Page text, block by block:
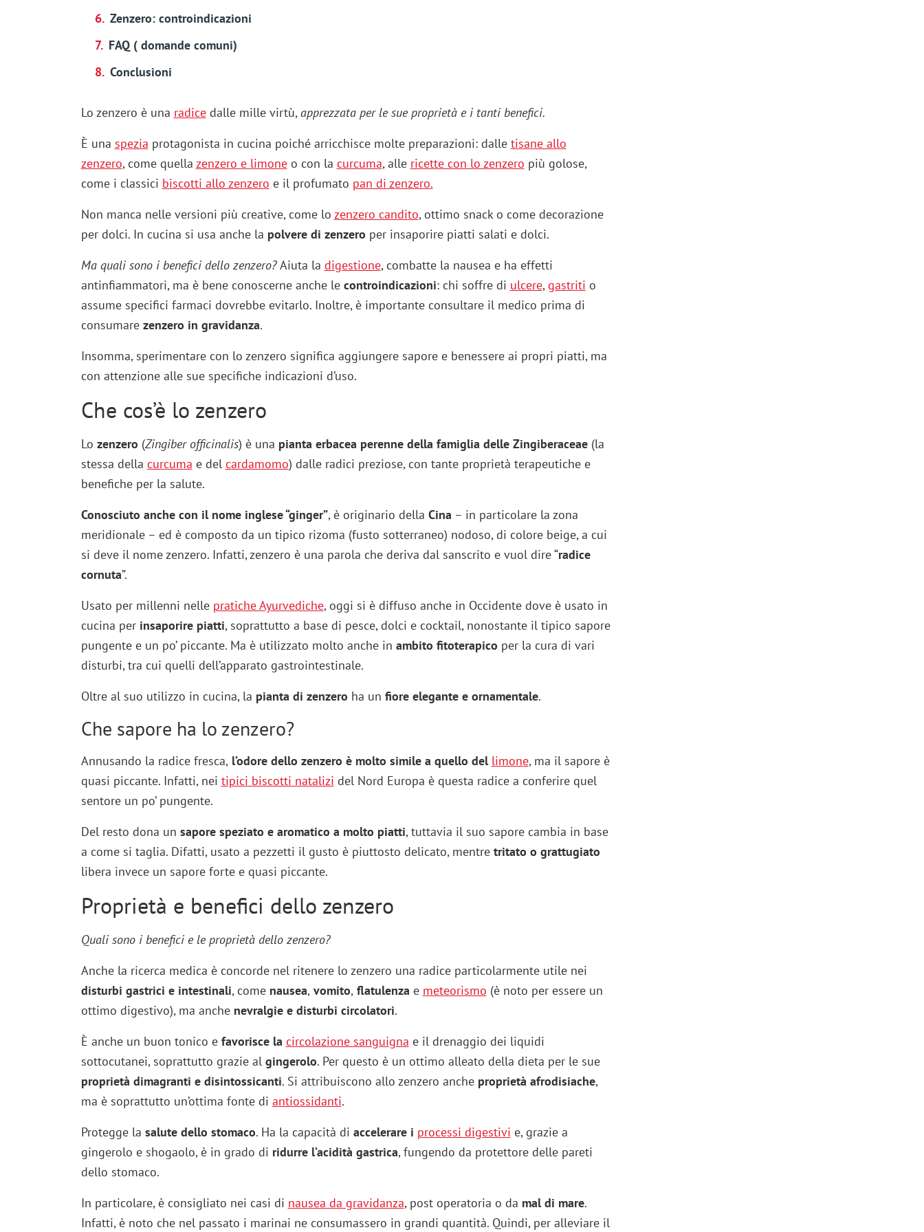
Zenzero: controindicazioni
FAQ ( domande comuni)
Conclusioni
Lo zenzero è una radicedalle mille virtù,apprezzata per le sue proprietà e i tanti benefici.
È una spezia protagonista in cucina poiché arricchisce molte preparazioni: dalle tisane allo
zenzero, come quella zenzero e limoneo con la curcuma, alle ricette con lo zenzero più golose,
come i classici biscotti allo zenzero e il profumato pan di zenzero.
Non manca nelle versioni più creative, come lo zenzero candito, ottimo snack o come decorazione
per dolci. In cucina si usa anche la polvere di zenzero per insaporire piatti salati e dolci.
Ma quali sono i benefici dello zenzero?Aiuta la digestione, combatte la nausea e ha effetti
antinfiammatori, ma è bene conoscerne anche le controindicazioni: chi soffre di ulcere,gastriti o
assume specifici farmaci dovrebbe evitarlo. Inoltre, è importante consultare il medico prima di
consumare zenzero in gravidanza.
Insomma, sperimentare con lo zenzero significa aggiungere sapore e benessere ai propri piatti, ma
con attenzione alle sue specifiche indicazioni d’uso.
Che cos’è lo zenzero
Lo zenzero (Zingiber officinalis) è una pianta erbacea perenne della famiglia delle Zingiberaceae(la
stessa della curcuma e del cardamomo) dalle radici preziose, con tante proprietà terapeutiche e
benefiche per la salute.
Conosciuto anche con il nome inglese “ginger”, è originario della Cina – in particolare la zona
meridionale – ed è composto da un tipico rizoma (fusto sotterraneo) nodoso, di colore beige, a cui
si deve il nome zenzero. Infatti, zenzero è una parola che deriva dal sanscrito e vuol dire “radice
cornuta”.
Usato per millenni nelle pratiche Ayurvediche, oggi si è diffuso anche in Occidente dove è usato in
cucina perinsaporire piatti, soprattutto a base di pesce, dolci e cocktail, nonostante il tipico sapore
pungente e un po’ piccante. Ma è utilizzato molto anche in ambito fitoterapico per la cura di vari
disturbi, tra cui quelli dell’apparato gastrointestinale.
Oltre al suo utilizzo in cucina, la pianta di zenzero ha un fiore elegante e ornamentale.
Che sapore ha lo zenzero?
Annusando la radice fresca,l’odore dello zenzero è molto simile a quello del limone, ma il sapore è
quasi piccante. Infatti, nei tipici biscotti natalizi del Nord Europa è questa radice a conferire quel
sentore un po’ pungente.
Del resto dona un sapore speziato e aromatico a molto piatti, tuttavia il suo sapore cambia in base
a come si taglia. Difatti, usato a pezzetti il gusto è piuttosto delicato, mentretritato o grattugiato
libera invece un sapore forte e quasi piccante.
Proprietà e benefici dello zenzero
Quali sono i benefici e le proprietà dello zenzero?
Anche la ricerca medica è concorde nel ritenere lo zenzero una radice particolarmente utile nei
disturbi gastrici e intestinali, come nausea,vomito,flatulenza e meteorismo (è noto per essere un
ottimo digestivo), ma anche nevralgie e disturbi circolatori.
È anche un buon tonico efavorisce la circolazione sanguigna e il drenaggio dei liquidi
sottocutanei, soprattutto grazie al gingerolo. Per questo è un ottimo alleato della dieta per le sue
proprietà dimagranti e disintossicanti. Si attribuiscono allo zenzero ancheproprietà afrodisiache,
ma è soprattutto un’ottima fonte di antiossidanti.
Protegge la salute dello stomaco. Ha la capacità di accelerare i processi digestivi e, grazie a
gingerolo e shogaolo, è in grado di ridurre l’acidità gastrica, fungendo da protettore delle pareti
dello stomaco.
In particolare, è consigliato nei casi di nausea da gravidanza, post operatoria o da mal di mare.
Infatti, è noto che nel passato i marinai ne consumassero in grandi quantità. Quindi, per alleviare il